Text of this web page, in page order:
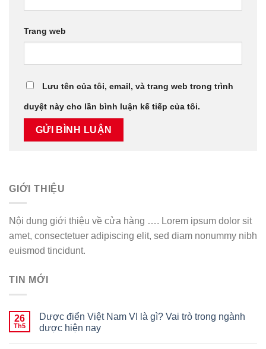
Trang web
Lưu tên của tôi, email, và trang web trong trình
duyệt này cho lần bình luận kế tiếp của tôi.
GIỚI THIỆU
Nội dung giới thiệu về cửa hàng …. Lorem ipsum dolor sit
amet, consectetuer adipiscing elit, sed diam nonummy nibh
euismod tincidunt.
TIN MỚI
26
Th5
Dược điển Việt Nam VI là gì? Vai trò trong ngành
dược hiện nay